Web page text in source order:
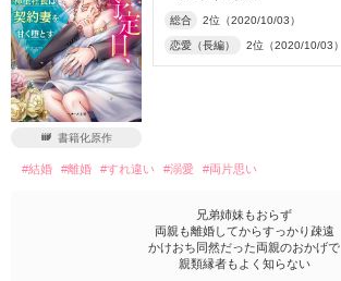
総合 2位（2020/10/03）
恋愛（長編） 2位（2020/10/03）
書籍化原作
#結婚 #離婚 #すれ違い #溺愛 #両片思い
兄弟姉妹もおらず
両親も離婚してからすっかり疎遠
かけおち同然だった両親のおかげで
親類縁者もよく知らない